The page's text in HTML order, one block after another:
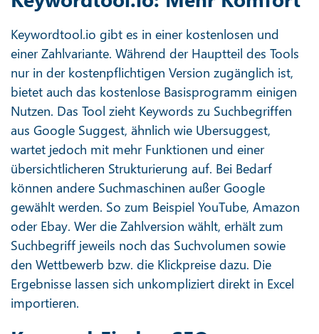
Keywordtool.io gibt es in einer kostenlosen und
einer Zahlvariante. Während der Hauptteil des Tools
nur in der kostenpflichtigen Version zugänglich ist,
bietet auch das kostenlose Basisprogramm einigen
Nutzen. Das Tool zieht Keywords zu Suchbegriffen
aus Google Suggest, ähnlich wie Ubersuggest,
wartet jedoch mit mehr Funktionen und einer
übersichtlicheren Strukturierung auf. Bei Bedarf
können andere Suchmaschinen außer Google
gewählt werden. So zum Beispiel YouTube, Amazon
oder Ebay. Wer die Zahlversion wählt, erhält zum
Suchbegriff jeweils noch das Suchvolumen sowie
den Wettbewerb bzw. die Klickpreise dazu. Die
Ergebnisse lassen sich unkompliziert direkt in Excel
importieren.